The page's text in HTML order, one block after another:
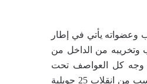
وعضواته يأتي في إطار
وتخريبه من الداخل من
وجه كل العواصف تحت
مختلف منظومات الحكم الرجعية المتعاقبة قبل الثورة وبعدها. كما مكّنه من اتخاذ الموقف المناسب من انقلاب 25 جويلية